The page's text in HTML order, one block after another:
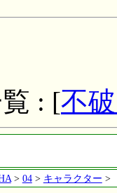
: [不
> 04> キャラクター >